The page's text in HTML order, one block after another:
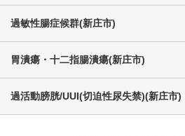
過敏性腸症候群(新庄市)
胃潰瘍・十二指腸潰瘍(新庄市)
過活動膀胱/UUI(切迫性尿失禁)(新庄市)